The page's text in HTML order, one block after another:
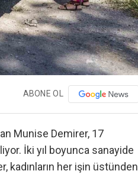
ABONE OL
Munise Demirer, 17
İki yıl boyunca sanayide
kadınların her işin üstünden